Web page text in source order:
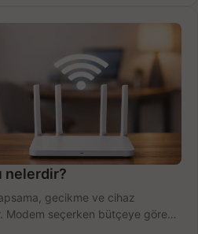
nelerdir?
gecikme ve cihaz
Modem seçerken bütçeye göre